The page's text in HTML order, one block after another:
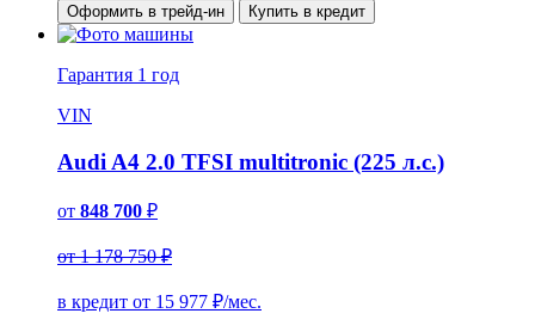
Оформить в трейд-ин Купить в кредит
Гарантия 1 год
VIN
Audi A4 2.0 TFSI multitronic (225 л.с.)
от 848 700 ₽
от 1 178 750 ₽
в кредит от 15 977 ₽/мес.